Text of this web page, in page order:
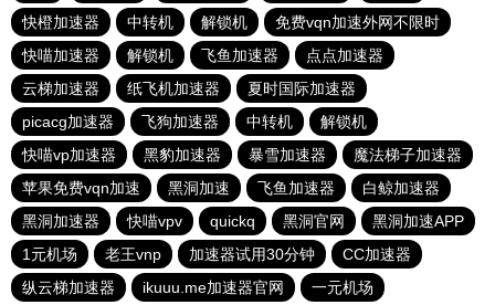
快橙加速器
中转机 解锁机
免费vqn加速外网不限时
快喵加速器
解锁机 飞鱼加速器
点点加速器
云梯加速器
纸飞机加速器
夏时国际加速器
picacg加速器
飞狗加速器 中转机
解锁机
快喵vp加速器
黑豹加速器 暴雪加速器
魔法梯子加速器
苹果免费vqn加速
黑洞加速 飞鱼加速器
白鲸加速器
黑洞加速器
快喵vpv quickq 黑洞官网
黑洞加速APP
1元机场
老王vnp 加速器试用30分钟
CC加速器
纵云梯加速器
ikuuu.me加速器官网 一元机场